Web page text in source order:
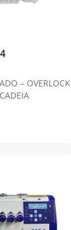
– OVERLOCK